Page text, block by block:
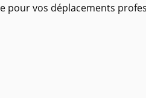
pour vos déplacements